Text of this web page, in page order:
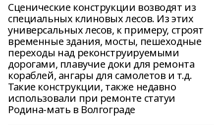
Сценические конструкции возводят из
специальных клиновых лесов. Из этих
универсальных лесов, к примеру, строят
временные здания, мосты, пешеходные
переходы над реконструируемыми
дорогами, плавучие доки для ремонта
кораблей, ангары для самолетов и т.д.
Такие конструкции, также недавно
использовали при ремонте статуи
Родина-мать в Волгограде